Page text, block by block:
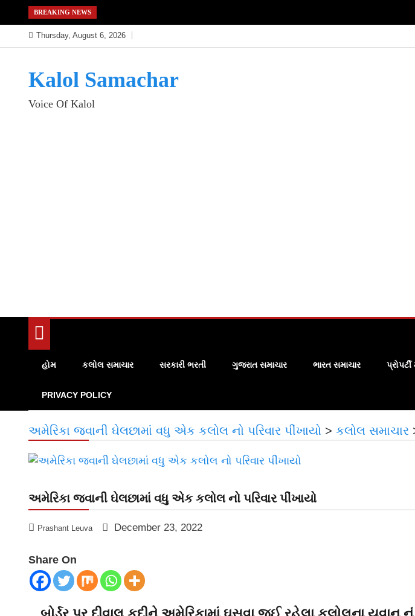
to
content
BREAKING NEWS
Thursday, August 6, 2026
Kalol Samachar
Voice Of Kalol
હોમ કલોલ સમાચાર સરકારી ભરતી ગુજરાત સમાચાર ભારત સમાચાર પ્રોપર્ટી
PRIVACY POLICY
અમેરિકા જવાની ઘેલછામાં વધુ એક કલોલ નો પરિવાર પીંખાયો > કલોલ સમાચાર
અમેરિકા જવાની ઘેલછામાં વધુ એક કલોલ નો પરિવાર પીંખાયો
Prashant Leuva December 23, 2022
Share On